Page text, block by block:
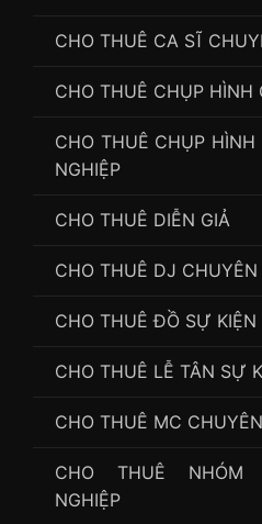
CHO THUÊ CA SĨ
CHO THUÊ CHỤP HÌNH
CHO THUÊ CHỤP
NGHIỆP
CHO THUÊ DIỄN GIẢ
CHO THUÊ DJ CHUYÊN
CHO THUÊ ĐỒ SỰ KIỆN
CHO THUÊ LỄ TÂN SỰ
CHO THUÊ MC
CHO THUÊ NHÓM
NGHIỆP